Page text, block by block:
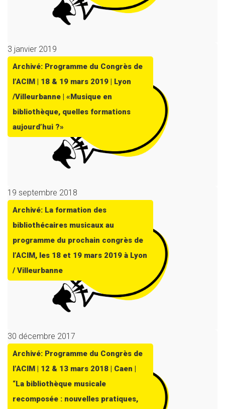
3 janvier 2019
Archivé: Programme du Congrès de
l’ACIM | 18 & 19 mars 2019 | Lyon
/Villeurbanne | «Musique en
bibliothèque, quelles formations
aujourd’hui ?»
19 septembre 2018
Archivé: La formation des
bibliothécaires musicaux au
programme du prochain congrès de
l’ACIM, les 18 et 19 mars 2019 à Lyon
/ Villeurbanne
30 décembre 2017
Archivé: Programme du Congrès de
l’ACIM | 12 & 13 mars 2018 | Caen |
“La bibliothèque musicale
recomposée : nouvelles pratiques,